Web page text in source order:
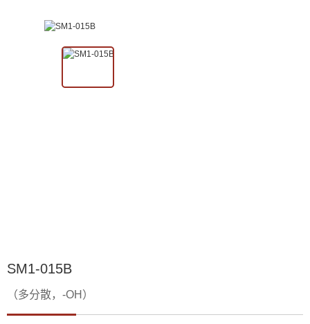
SM1-015B
（多分散，-OH）